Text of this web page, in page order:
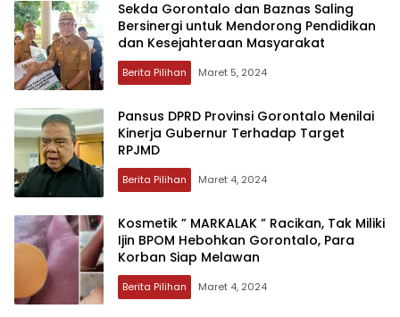
Sekda Gorontalo dan Baznas Saling
Bersinergi untuk Mendorong Pendidikan
dan Kesejahteraan Masyarakat
Berita Pilihan Maret 5, 2024
Pansus DPRD Provinsi Gorontalo Menilai
Kinerja Gubernur Terhadap Target
RPJMD
Berita Pilihan Maret 4, 2024
Kosmetik ” MARKALAK ” Racikan, Tak Miliki
Ijin BPOM Hebohkan Gorontalo, Para
Korban Siap Melawan
Berita Pilihan Maret 4, 2024